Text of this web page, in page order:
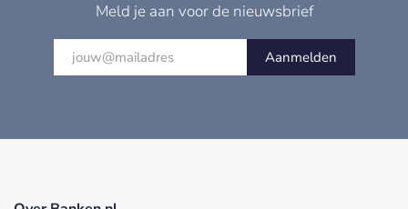
Meld je aan voor de nieuwsbrief
Aanmelden